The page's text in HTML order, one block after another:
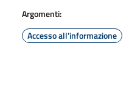
Argomenti:
Accesso all'informazione